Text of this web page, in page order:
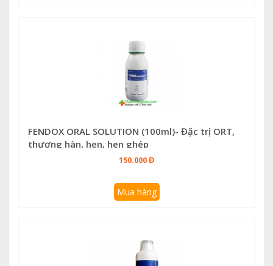
FENDOX ORAL SOLUTION (100ml)- Đặc trị ORT,
thương hàn, hen, hen ghép
150.000 Đ
Mua hàng